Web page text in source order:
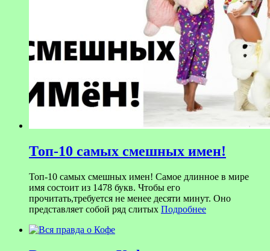
Топ-10 самых смешных имен!
Топ-10 самых смешных имен! Самое длинное в мире
имя состоит из 1478 букв. Чтобы его
прочитать,требуется не менее десяти минут. Оно
представляет собой ряд слитых Подробнее